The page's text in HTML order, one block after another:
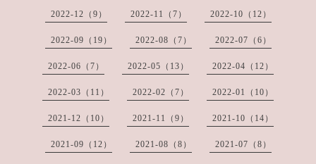
2022-12（9） 2022-11（7） 2022-10（12）
2022-09（19） 2022-08（7） 2022-07（6）
2022-06（7） 2022-05（13） 2022-04（12）
2022-03（11） 2022-02（7） 2022-01（10）
2021-12（10） 2021-11（9） 2021-10（14）
2021-09（12） 2021-08（8） 2021-07（8）